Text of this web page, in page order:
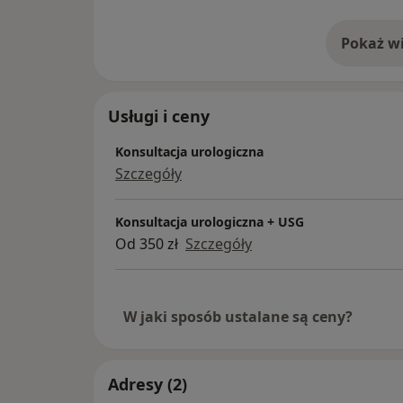
Pokaż o
Usługi i ceny
Konsultacja urologiczna
Szczegóły
Konsultacja urologiczna + USG
Od 350 zł Szczegóły
W jaki sposób ustalane są ceny?
Adresy (2)